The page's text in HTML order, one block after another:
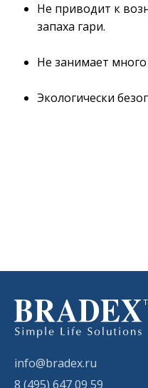
Не приводит к
запаха гари.
Не занимает много
Экологически
info@bradex.ru
8 (495) 647 09 59